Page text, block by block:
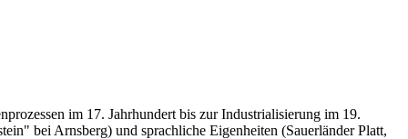
im 17. Jahrhundert bis zur Industrialisierung im 19.
bei Arnsberg) und sprachliche Eigenheiten (Sauerländer Platt,